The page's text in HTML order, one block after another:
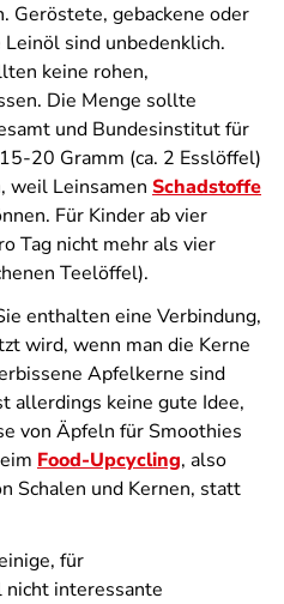
Geröstete, gebackene oder
sind unbedenklich.
keine rohen,
Die Menge sollte
und Bundesinstitut für
20 Gramm (ca. 2 Esslöffel)
weil Leinsamen Schadstoffe
Für Kinder ab vier
Tag nicht mehr als vier
Teelöffel).
enthalten eine Verbindung,
wird, wenn man die Kerne
Apfelkerne sind
allerdings keine gute Idee,
von Äpfeln für Smoothies
Food-Upcycling, also
Schalen und Kernen, statt
für
interessante